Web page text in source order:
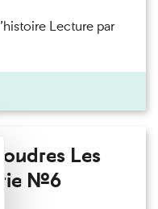
Lecture par
Les
n°6
le